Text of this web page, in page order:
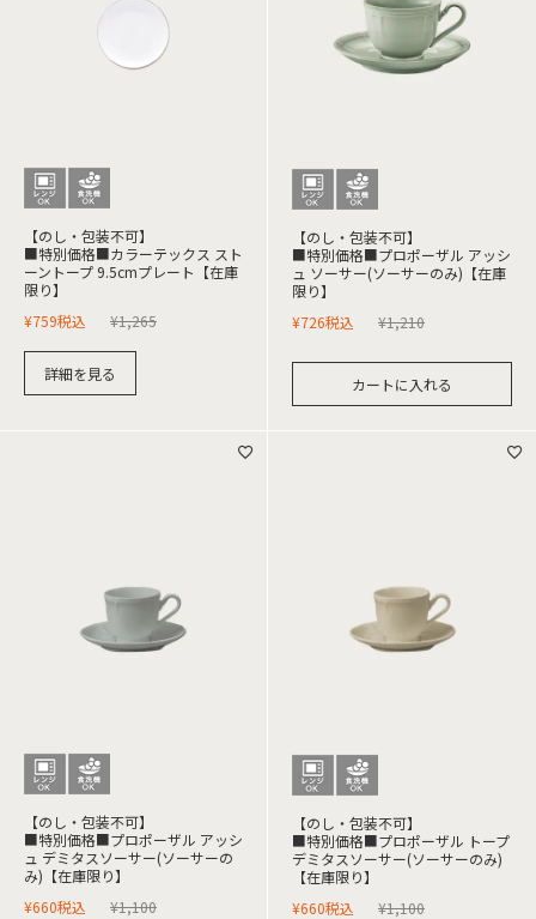
【のし・包装不可】
■特別価格■カラーテックス スト
ーントープ 9.5cmプレート【在庫
限り】
¥1,265
¥759税込
詳細を見る
【のし・包装不可】
■特別価格■プロポーザル アッシ
ュ ソーサー(ソーサーのみ)【在庫
限り】
¥1,210
¥726税込
カートに入れる
【のし・包装不可】
■特別価格■プロポーザル アッシ
ュ デミタスソーサー(ソーサーの
み)【在庫限り】
¥1,100
¥660税込
【のし・包装不可】
■特別価格■プロポーザル トープ
デミタスソーサー(ソーサーのみ)
【在庫限り】
¥1,100
¥660税込